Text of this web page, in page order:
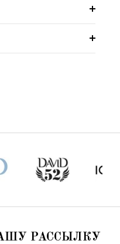
РАССЫЛКУ